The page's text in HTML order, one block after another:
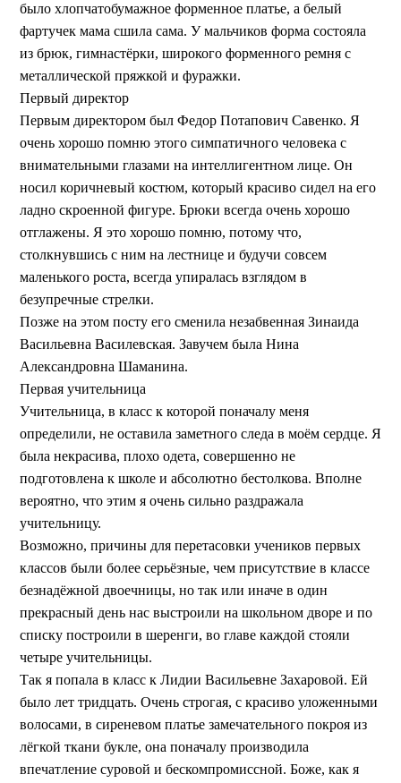
было хлопчатобумажное форменное платье, а белый
фартучек мама сшила сама. У мальчиков форма состояла
из брюк, гимнастёрки, широкого форменного ремня с
металлической пряжкой и фуражки.
Первый директор
Первым директором был Федор Потапович Савенко. Я
очень хорошо помню этого симпатичного человека с
внимательными глазами на интеллигентном лице. Он
носил коричневый костюм, который красиво сидел на его
ладно скроенной фигуре. Брюки всегда очень хорошо
отглажены. Я это хорошо помню, потому что,
столкнувшись с ним на лестнице и будучи совсем
маленького роста, всегда упиралась взглядом в
безупречные стрелки.
Позже на этом посту его сменила незабвенная Зинаида
Васильевна Василевская. Завучем была Нина
Александровна Шаманина.
Первая учительница
Учительница, в класс к которой поначалу меня
определили, не оставила заметного следа в моём сердце. Я
была некрасива, плохо одета, совершенно не
подготовлена к школе и абсолютно бестолкова. Вполне
вероятно, что этим я очень сильно раздражала
учительницу.
Возможно, причины для перетасовки учеников первых
классов были более серьёзные, чем присутствие в классе
безнадёжной двоечницы, но так или иначе в один
прекрасный день нас выстроили на школьном дворе и по
списку построили в шеренги, во главе каждой стояли
четыре учительницы.
Так я попала в класс к Лидии Васильевне Захаровой. Ей
было лет тридцать. Очень строгая, с красиво уложенными
волосами, в сиреневом платье замечательного покроя из
лёгкой ткани букле, она поначалу производила
впечатление суровой и бескомпромиссной. Боже, как я